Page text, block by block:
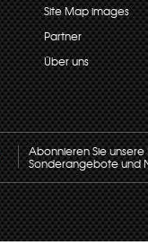
Site Map images
Partner
Über uns
Abonnieren Sie
Sonderangebote und